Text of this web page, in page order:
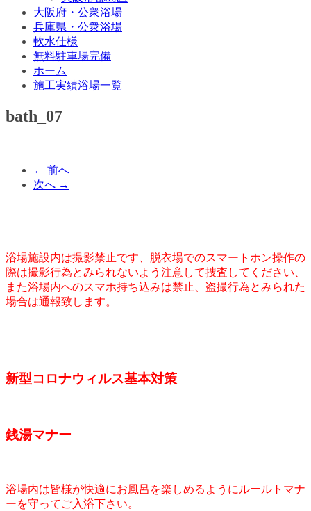
大阪府・公衆浴場
兵庫県・公衆浴場
軟水仕様
無料駐車場完備
ホーム
施工実績浴場一覧
bath_07
← 前へ
次へ →
浴場施設内は撮影禁止です、脱衣場でのスマートホン操作の
際は撮影行為とみられないよう注意して捜査してください、
また浴場内へのスマホ持ち込みは禁止、盗撮行為とみられた
場合は通報致します。
新型コロナウィルス基本対策
銭湯マナー
浴場内は皆様が快適にお風呂を楽しめるようにルールトマナ
ーを守ってご入浴下さい。